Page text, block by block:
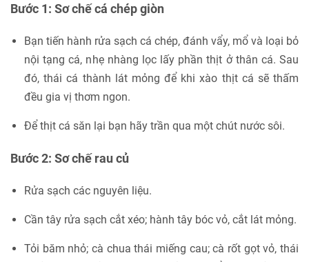
Bước 1: Sơ chế cá chép giòn
Bạn tiến hành rửa sạch cá chép, đánh vẩy, mổ và loại bỏ
nội tạng cá, nhẹ nhàng lọc lấy phần thịt ở thân cá. Sau
đó, thái cá thành lát mỏng để khi xào thịt cá sẽ thấm
đều gia vị thơm ngon.
Để thịt cá săn lại bạn hãy trần qua một chút nước sôi.
Bước 2: Sơ chế rau củ
Rửa sạch các nguyên liệu.
Cần tây rửa sạch cắt xéo; hành tây bóc vỏ, cắt lát mỏng.
Tỏi băm nhỏ; cà chua thái miếng cau; cà rốt gọt vỏ, thái